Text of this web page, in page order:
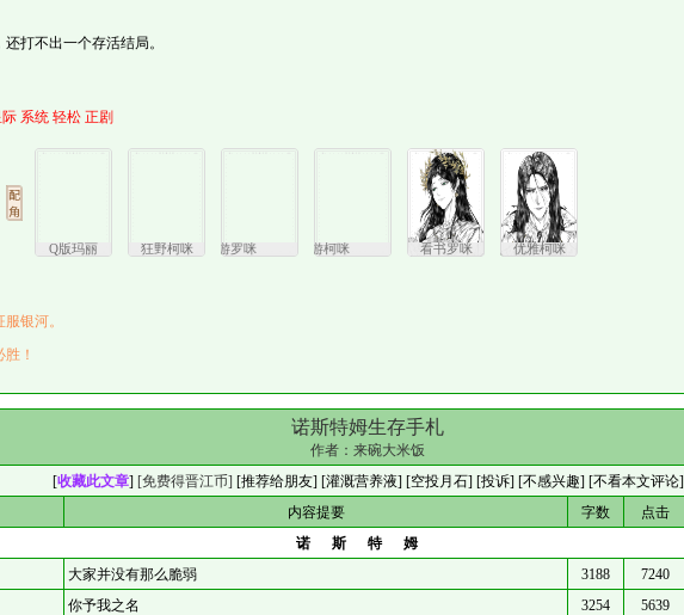
打不出一个存活结局。
系统 轻松 正剧
Q版玛丽 狂野柯咪 马库拉格旅游罗咪马库拉格旅游柯咪看书罗咪 优雅柯咪
银河。
！
诺斯特姆生存手札
作者： 来碗大米饭
[收藏此文章] [免费得晋江币] [推荐给朋友] [灌溉营养液] [空投月石] [投诉] [不感兴趣] [不看本文评论]
内容提要 字数 点击
诺斯特姆
大家并没有那么脆弱 3188 7240
你予我之名 3254 5639